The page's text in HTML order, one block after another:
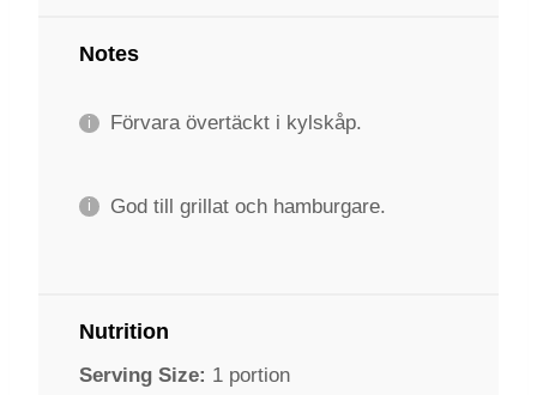
Notes
Förvara övertäckt i kylskåp.
God till grillat och hamburgare.
Nutrition
Serving Size: 1 portion